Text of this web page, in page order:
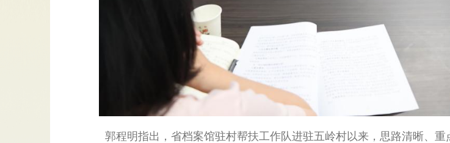
郭程明指出，省档案馆驻村帮扶工作队进驻五岭村以来，思路清晰、重